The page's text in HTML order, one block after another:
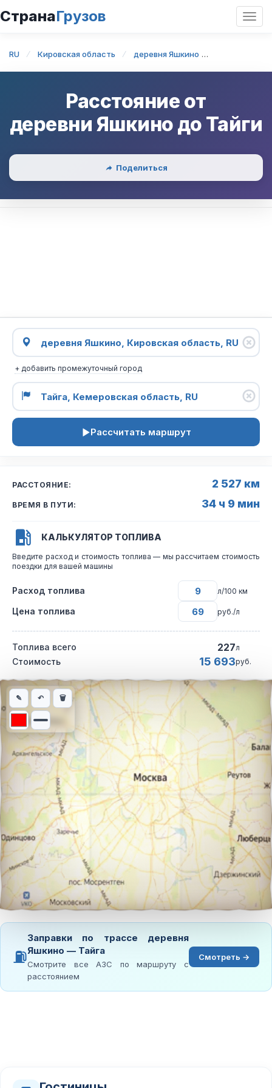
СтранаГрузов
RU Кировская область деревня Яшкино
Расстояние от
деревни Яшкино до Тайги
Поделиться
+ добавить промежуточный город
Рассчитать маршрут
РАССТОЯНИЕ: 2 527 км
ВРЕМЯ В ПУТИ: 34 ч 9 мин
КАЛЬКУЛЯТОР ТОПЛИВА
Введите расход и стоимость топлива — мы рассчитаем стоимость
поездки для вашей машины
Расход топлива л/100 км
Цена топлива руб./л
Топлива всего 227л
Стоимость 15 693руб.
Интерактивная карта автомобильного маршрута из города
✎ ↶ 🗑
⛽
Заправки по трассе деревня
Яшкино — Тайга
Смотрите все АЗС по маршруту с
расстоянием
Смотреть →